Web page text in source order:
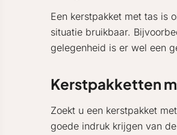
Een kerstpakket met tas is
situatie bruikbaar.
gelegenheid is er wel een
Kerstpakketten
Zoekt u een kerstpakket
goede indruk krijgen van